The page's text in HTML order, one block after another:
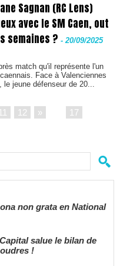
Sagnan (RC Lens)
avec le SM Caen, out
semaines ? - 20/09/2025
match qu'il représente l'un
Face à Valenciennes
le jeune défenseur de 20...
11 12 » 17
non grata en National
salue le bilan de
!